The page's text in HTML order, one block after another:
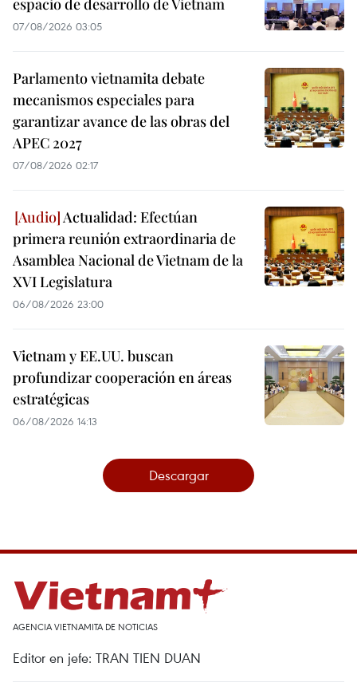
espacio de desarrollo de Vietnam
07/08/2026 03:05
Parlamento vietnamita debate
mecanismos especiales para
garantizar avance de las obras del
APEC 2027
07/08/2026 02:17
Actualidad: Efectúan
primera reunión extraordinaria de
Asamblea Nacional de Vietnam de la
XVI Legislatura
06/08/2026 23:00
Vietnam y EE.UU. buscan
profundizar cooperación en áreas
estratégicas
06/08/2026 14:13
Descargar
AGENCIA VIETNAMITA DE NOTICIAS
Editor en jefe: TRAN TIEN DUAN